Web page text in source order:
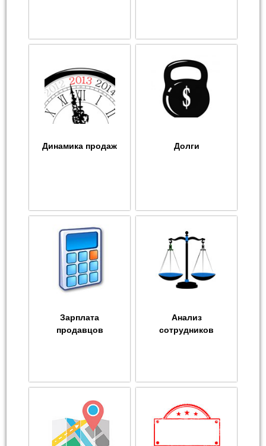
Динамика продаж Долги
Зарплата
продавцов
Анализ
сотрудников